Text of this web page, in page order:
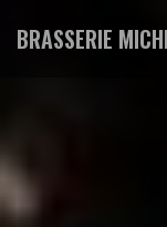
BRASSERIE